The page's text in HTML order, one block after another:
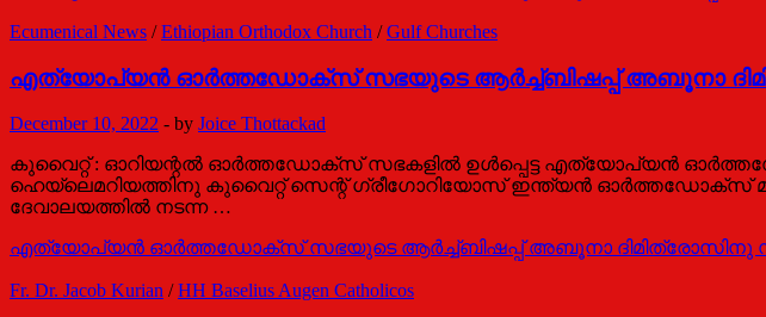
Ecumenical News /Ethiopian Orthodox Church /Gulf Churches
എത്യോപ്യൻ ഓർത്തഡോക്സ്‌ സഭയുടെ ആർച്ച്ബിഷപ്പ്‌ അബൂനാ
December 10, 2022 - by Joice Thottackad
കുവൈറ്റ്‌ : ഓറിയന്റൽ ഓർത്തഡോക്സ്‌ സഭകളിൽ ഉൾപ്പെട്ട എത്യോപ്യൻ
ഹെയ്‌ലെമറിയത്തിനു കുവൈറ്റ്‌ സെന്റ്‌ ഗ്രീഗോറിയോസ്‌ ഇന്ത്യൻ ഓർത്തഡോക്സ്‌
ദേവാലയത്തിൽ നടന്ന …
എത്യോപ്യൻ ഓർത്തഡോക്സ്‌ സഭയുടെ ആർച്ച്ബിഷപ്പ്‌ അബൂനാ ദിമിത്രോസിനു
Fr. Dr. Jacob Kurian /HH Baselius Augen Catholicos